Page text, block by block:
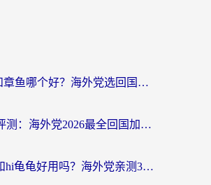
ChickCN和章鱼哪个好？海外党选回国加速器的3个关键维度 + 实用避坑指南
中国VPN评测：海外党2026最全回国加速器选择指南，告别地区限制不踩坑
雷神手游和hi龟龟好用吗？海外党亲测3款回国加速器，教你选对国外到国内加速器